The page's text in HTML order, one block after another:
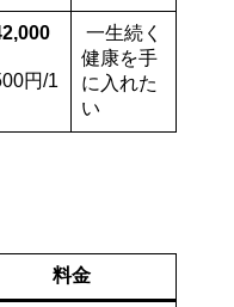
円/1
一生続く
健康を手
に入れた
い
料金